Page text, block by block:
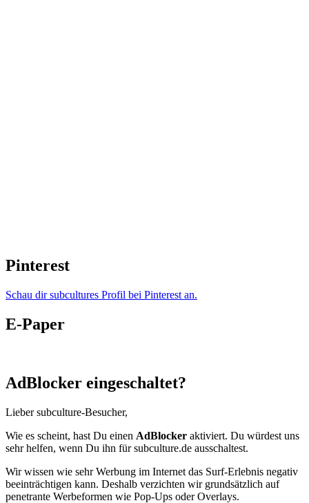
Pinterest
Schau dir subcultures Profil bei Pinterest an.
E-Paper
AdBlocker eingeschaltet?
Lieber subculture-Besucher,
Wie es scheint, hast Du einen AdBlocker aktiviert. Du würdest uns
sehr helfen, wenn Du ihn für subculture.de ausschaltest.
Wir wissen wie sehr Werbung im Internet das Surf-Erlebnis negativ
beeinträchtigen kann. Deshalb verzichten wir grundsätzlich auf
penetrante Werbeformen wie Pop-Ups oder Overlays.